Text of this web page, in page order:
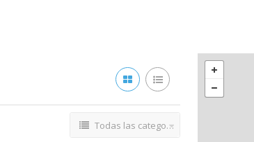
Todas las categorías